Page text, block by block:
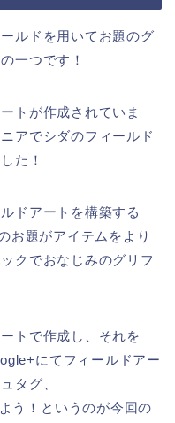
ルドを用いてお題のグ
一つです！
トが作成されていま
アでシダのフィールド
た！
ドアートを構築する
お題がアイテムをより
クでおなじみのグリフ
トで作成し、それを
にてフィールドアー
タグ、
う！というのが今回の